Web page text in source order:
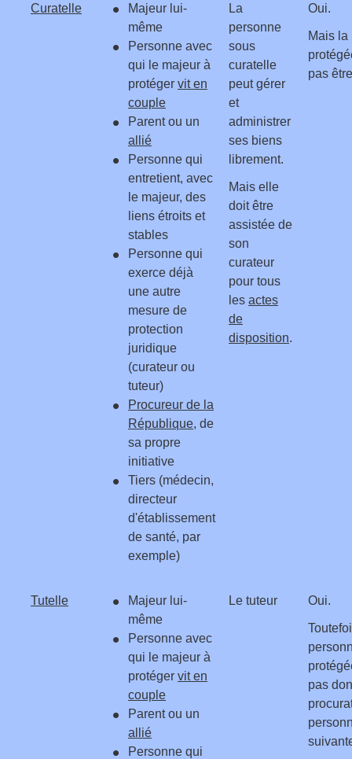
Curatelle
Majeur lui-
même
Personne avec
qui le majeur à
protéger vit en
couple
Parent ou un
allié
Personne qui
entretient, avec
le majeur, des
liens étroits et
stables
Personne qui
exerce déjà
une autre
mesure de
protection
juridique
(curateur ou
tuteur)
Procureur de la
République, de
sa propre
initiative
Tiers (médecin,
directeur
d'établissement
de santé, par
exemple)
La
personne
sous
curatelle
peut gérer
et
administrer
ses biens
librement.
Mais elle
doit être
assistée de
son
curateur
pour tous
les actes
de
disposition.
Oui.
Mais la
pas
Tutelle
Majeur lui-
même
Personne avec
qui le majeur à
protéger vit en
couple
Parent ou un
allié
Personne qui
Le tuteur Oui.
pas